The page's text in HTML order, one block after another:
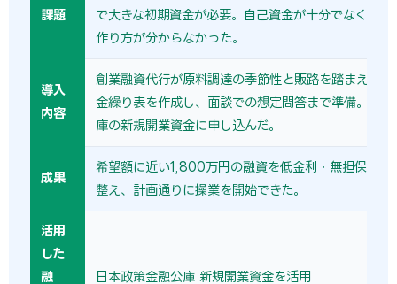
課題
で大きな初期資金が必要。自己資金が十分でなく、創
作り方が分からなかった。
導入
内容
創業融資代行が原料調達の季節性と販路を踏まえた売
金繰り表を作成し、面談での想定問答まで準備。日本
庫の新規開業資金に申し込んだ。
成果
希望額に近い1,800万円の融資を低金利・無担保で実
整え、計画通りに操業を開始できた。
活用
した
融
日本政策金融公庫 新規開業資金を活用